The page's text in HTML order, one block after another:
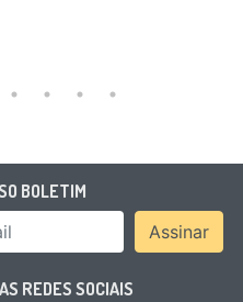
BOLETIM
Email AddressAssinar
REDES SOCIAIS